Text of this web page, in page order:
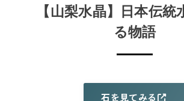
【山梨水晶】日本伝統
る物語
石を見てみる